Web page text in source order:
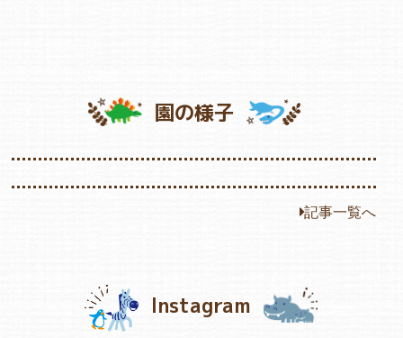
園の様子
記事一覧へ
Instagram